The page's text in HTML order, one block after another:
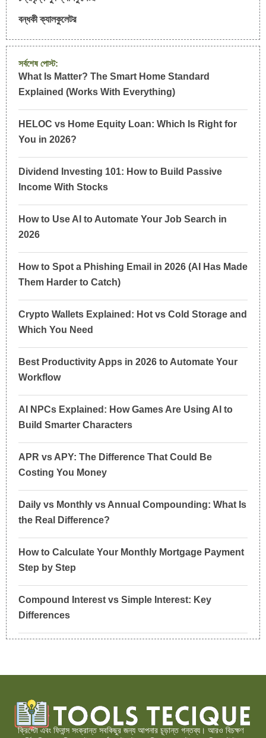
বন্ধকী ক্যালকুলেটর
সর্বশেষ পোস্ট:
What Is Matter? The Smart Home Standard
Explained (Works With Everything)
HELOC vs Home Equity Loan: Which Is Right for
You in 2026?
Dividend Investing 101: How to Build Passive
Income With Stocks
How to Use AI to Automate Your Job Search in
2026
How to Spot a Phishing Email in 2026 (AI Has Made
Them Harder to Catch)
Crypto Wallets Explained: Hot vs Cold Storage and
Which You Need
Best Productivity Apps in 2026 to Automate Your
Workflow
AI NPCs Explained: How Games Are Using AI to
Build Smarter Characters
APR vs APY: The Difference That Could Be
Costing You Money
Daily vs Monthly vs Annual Compounding: What Is
the Real Difference?
How to Calculate Your Monthly Mortgage Payment
Step by Step
Compound Interest vs Simple Interest: Key
Differences
ক্রিপ্টো এবং ফিনান্স সংক্রান্ত সবকিছুর জন্য আপনার চূড়ান্ত গন্তব্য। আরও বিচক্ষণ